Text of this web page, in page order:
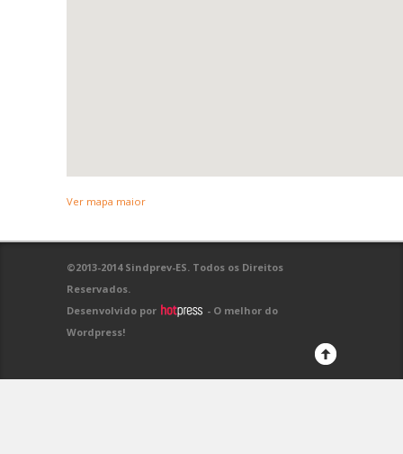
Ver mapa maior
©2013-2014 Sindprev-ES. Todos os Direitos
Reservados.
Desenvolvido por
- O melhor do
Wordpress!